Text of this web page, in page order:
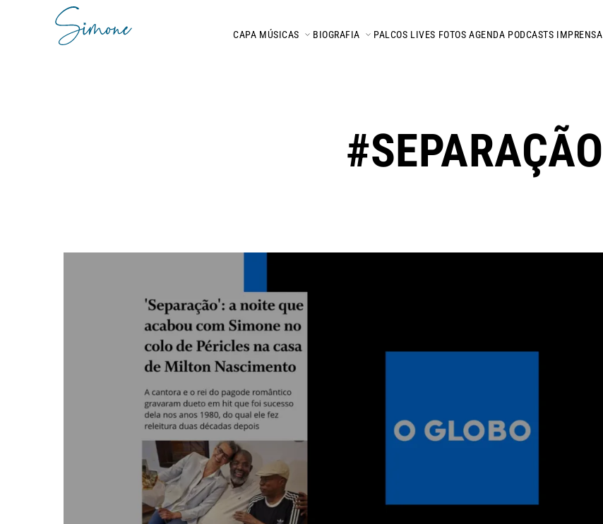
CAPA MÚSICAS BIOGRAFIA PALCOS LIVES FOTOS AGENDA PODCASTS IMPRENSA
#SEPARAÇÃO